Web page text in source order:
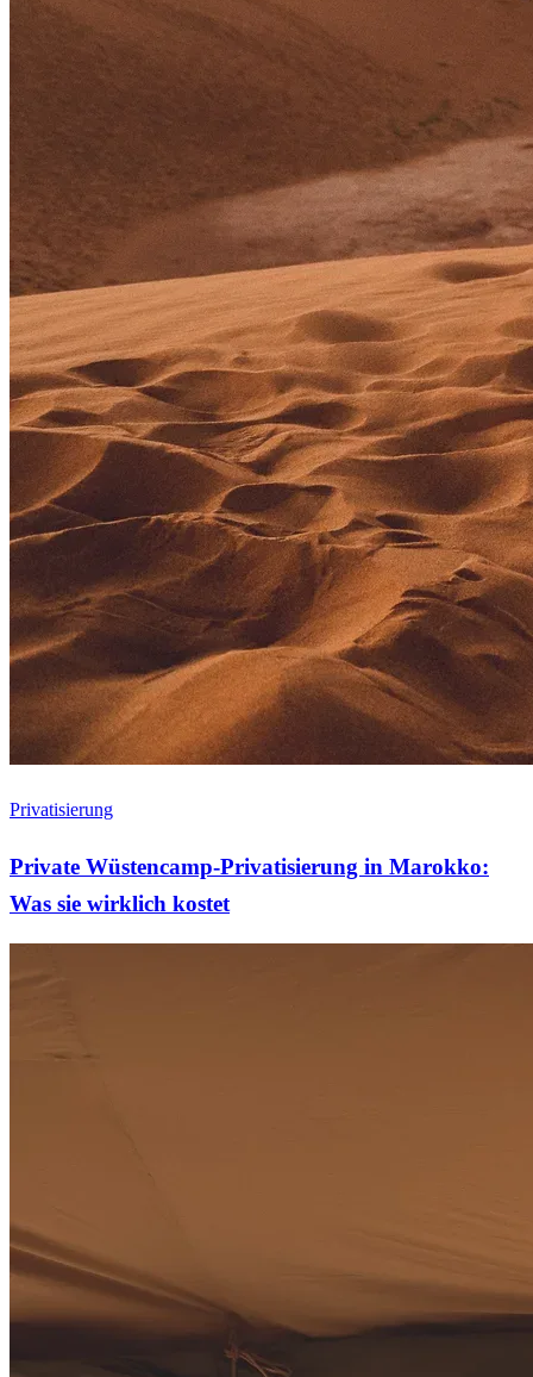
Privatisierung
Private Wüstencamp-Privatisierung in Marokko:
Was sie wirklich kostet